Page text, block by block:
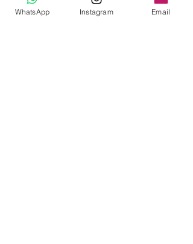
WhatsApp Instagram Email